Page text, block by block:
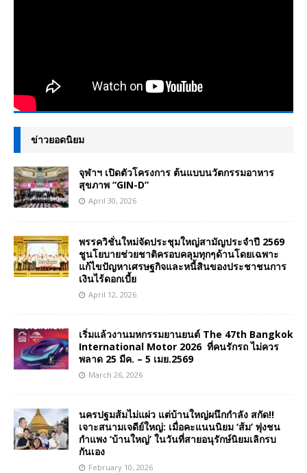
ข่าวยอดนิยม
จุฬาฯ เปิดตัวโครงการ ต้นแบบนวัตกรรมอาหาร
สุขภาพ “GIN-D”
April 30, 2026
พรรควิชั่นใหม่จัดประชุมใหญ่สามัญประจำปี 2569
ชูนโยบายช่วยชาติครอบคลุมทุกๆด้านโดยเฉพาะ
แก้ไขปัญหาเศรษฐกิจและหนี้สินของประชาชนการ
เงินไร้ดอกเบี้ย
April 12, 2026
เริ่มแล้วงานมหกรรมยานยนต์ The 47th Bangkok
International Motor 2026 ที่คนรักรถ ไม่ควร
พลาด 25 มีค. – 5 เมย.2569
March 26, 2026
นครปฐมส้มไม่แผ่ว แต่บ้านใหญ่ผนึกกำลัง สกัด!!
เจาะสนามเจดีย์ใหญ่: เมื่อคะแนนนิยม ‘ส้ม’ พุ่งชน
กำแพง ‘บ้านใหญ่’ ในวันที่สายอนุรักษ์นิยมเลิกรบ
กันเอง
February 10, 2026